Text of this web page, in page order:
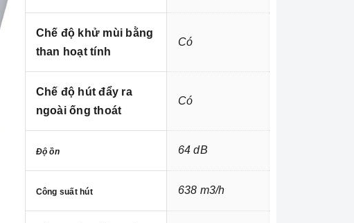
Chế độ khử mùi bằng
than hoạt tính
Có
Chế độ hút đẩy ra
ngoài ống thoát
Có
Độ ồn 64 dB
Công suấthút 638 m3/h